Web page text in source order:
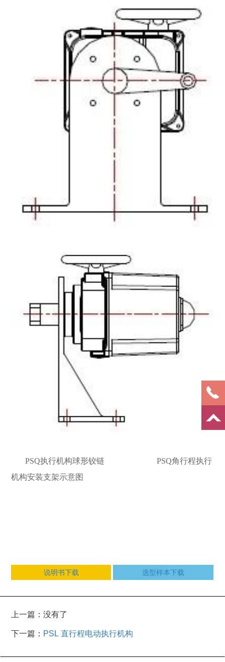
PSQ执行机构球形铰链PSQ角行程执行
机构安装支架示意图
说明书下载 选型样本下载
上一篇：没有了
下一篇： PSL 直行程电动执行机构